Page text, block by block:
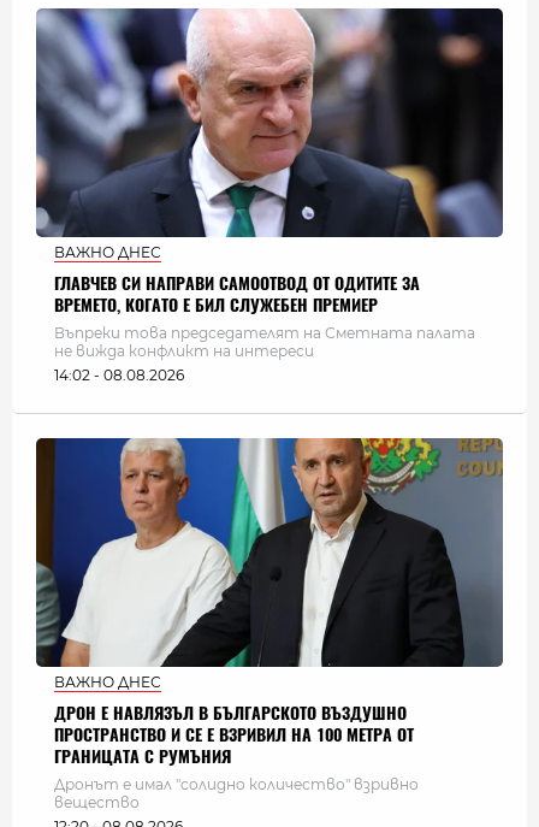
ВАЖНО ДНЕС
ГЛАВЧЕВ СИ НАПРАВИ САМООТВОД ОТ ОДИТИТЕ ЗА
ВРЕМЕТО, КОГАТО Е БИЛ СЛУЖЕБЕН ПРЕМИЕР
Въпреки това председателят на Сметната палата
не вижда конфликт на интереси
14:02 - 08.08.2026
ВАЖНО ДНЕС
ДРОН Е НАВЛЯЗЪЛ В БЪЛГАРСКОТО ВЪЗДУШНО
ПРОСТРАНСТВО И СЕ Е ВЗРИВИЛ НА 100 МЕТРА ОТ
ГРАНИЦАТА С РУМЪНИЯ
Дронът е имал "солидно количество" взривно
вещество